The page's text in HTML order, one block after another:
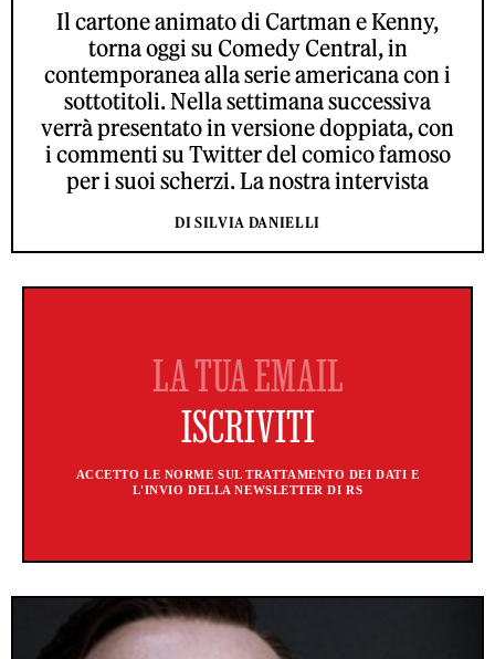
Il cartone animato di Cartman e Kenny,
torna oggi su Comedy Central, in
contemporanea alla serie americana con i
sottotitoli. Nella settimana successiva
verrà presentato in versione doppiata, con
i commenti su Twitter del comico famoso
per i suoi scherzi. La nostra intervista
DI SILVIA DANIELLI
ACCETTO LE NORME SUL TRATTAMENTO DEI DATI E
L'INVIO DELLA NEWSLETTER DI RS